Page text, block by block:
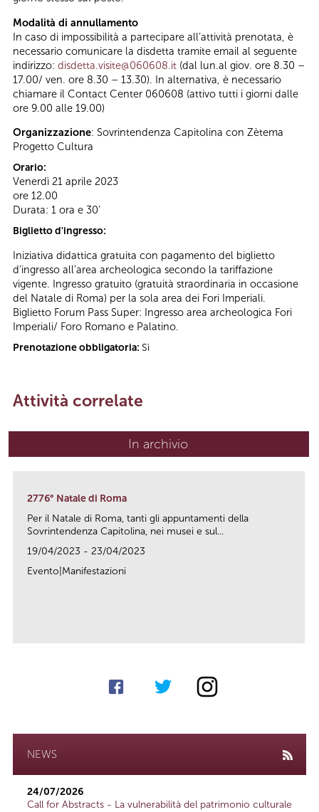
Modalità di annullamento
In caso di impossibilità a partecipare all’attività prenotata, è
necessario comunicare la disdetta tramite email al seguente
indirizzo: disdetta.visite@060608.it (dal lun.al giov. ore 8.30 –
17.00/ ven. ore 8.30 – 13.30). In alternativa, è necessario
chiamare il Contact Center 060608 (attivo tutti i giorni dalle
ore 9.00 alle 19.00)
Organizzazione: Sovrintendenza Capitolina con Zètema
Progetto Cultura
Orario:
Venerdì 21 aprile 2023
ore 12.00
Durata: 1 ora e 30'
Biglietto d'ingresso:
Iniziativa didattica gratuita con pagamento del biglietto
d’ingresso all’area archeologica secondo la tariffazione
vigente. Ingresso gratuito (gratuità straordinaria in occasione
del Natale di Roma) per la sola area dei Fori Imperiali.
Biglietto Forum Pass Super: Ingresso area archeologica Fori
Imperiali/ Foro Romano e Palatino.
Prenotazione obbligatoria: Sì
Attività correlate
In archivio
2776° Natale di Roma
Per il Natale di Roma, tanti gli appuntamenti della
Sovrintendenza Capitolina, nei musei e sul...
19/04/2023 - 23/04/2023
Evento|Manifestazioni
NEWS
24/07/2026
Call for Abstracts - La vulnerabilità del patrimonio culturale